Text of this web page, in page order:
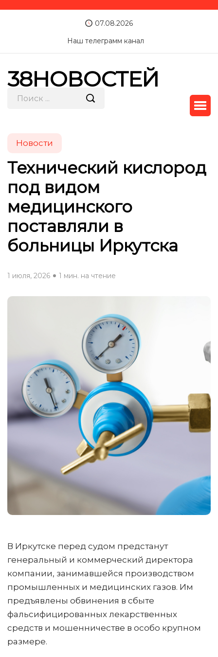
07.08.2026
Наш телеграмм канал
38НОВОСТЕЙ
Новости
Технический кислород
под видом
медицинского
поставляли в
больницы Иркутска
1 июля, 2026 1 мин. на чтение
В Иркутске перед судом предстанут
генеральный и коммерческий директора
компании, занимавшейся производством
промышленных и медицинских газов. Им
предъявлены обвинения в сбыте
фальсифицированных лекарственных
средств и мошенничестве в особо крупном
размере.